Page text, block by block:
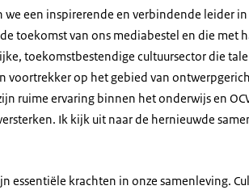
we een inspirerende en verbindende leider
toekomst van ons mediabestel en die met
toekomstbestendige cultuursector die
voortrekker op het gebied van
ruime ervaring binnen het onderwijs en
Ik kijk uit naar de hernieuwde
essentiële krachten in onze samenleving.